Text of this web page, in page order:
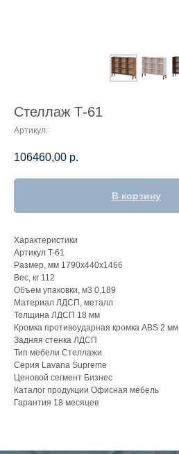
Стеллаж Т-61
Артикул:
106460,00 р.
В корзину
Характеристики
Артикул T-61
Размер, мм 1790x440x1466
Вес, кг 112
Объем упаковки, м3 0,189
Материал ЛДСП, металл
Толщина ЛДСП 18 мм
Кромка противоударная кромка ABS 2 мм
Задняя стенка ЛДСП
Тип мебели Стеллажи
Серия Lavana Supreme
Ценовой сегмент Бизнес
Каталог продукции Офисная мебель
Гарантия 18 месяцев